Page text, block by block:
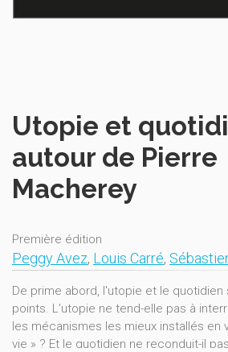
Utopie et
autour de Pierre
Macherey
Première édition
Peggy Avez, Louis Carré,
De prime abord, l'utopie et le quotidien
points. L’utopie ne tend-elle pas à
les mécanismes les mieux installés en
vie » ? Et le quotidien ne reconduit-il